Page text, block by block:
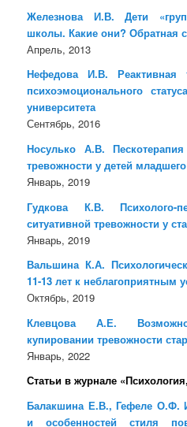
Железнова И.В. Дети
школы. Какие они? Обратная
Апрель, 2013
Нефедова И.В. Реактивная
психоэмоционального
университета
Сентябрь, 2016
Носулько А.В.
тревожности у детей
Январь, 2019
Гудкова К.В. Психолого-
ситуативной тревожности у
Январь, 2019
Вальшина К.А.
11-13 лет к неблагоприятным
Октябрь, 2019
Клевцова А.Е.
купировании тревожности
Январь, 2022
Статьи в журнале
Балакшина Е.В., Гефеле О.Ф.
и особенностей стиля